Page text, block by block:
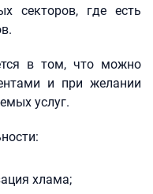
секторов, где есть
в том, что можно
и при желании
услуг.
хлама;